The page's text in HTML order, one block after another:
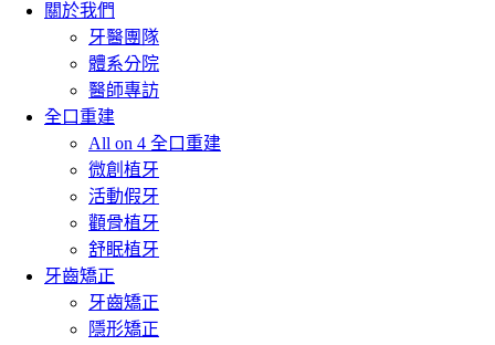
關於我們
牙醫團隊
體系分院
醫師專訪
全口重建
All on 4 全口重建
微創植牙
活動假牙
顴骨植牙
舒眠植牙
牙齒矯正
牙齒矯正
隱形矯正